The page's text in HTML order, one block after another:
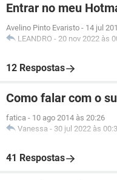
Entrar no meu
Avelino Pinto Evaristo - 14 jul
LEANDRO - 20 nov 2022 às
12 Respostas
Como falar com o
fatica - 10 ago 2014 às 20:26
Vanessa - 30 jul 2022 às
41 Respostas